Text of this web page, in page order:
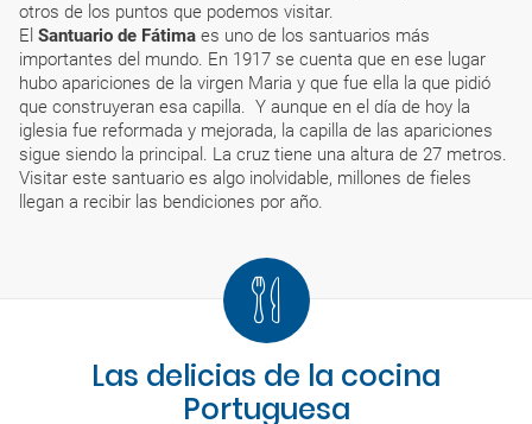
otros de los puntos que podemos visitar.
El Santuario de Fátima es uno de los santuarios más
importantes del mundo. En 1917 se cuenta que en ese lugar
hubo apariciones de la virgen Maria y que fue ella la que pidió
que construyeran esa capilla. Y aunque en el día de hoy la
iglesia fue reformada y mejorada, la capilla de las apariciones
sigue siendo la principal. La cruz tiene una altura de 27 metros.
Visitar este santuario es algo inolvidable, millones de fieles
llegan a recibir las bendiciones por año.
Las delicias de la cocina
Portuguesa